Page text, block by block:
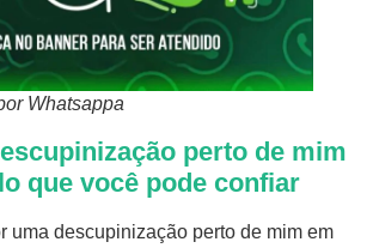
Whatsappa
perto de mim
que você pode confiar
uma descupinização perto de mim em